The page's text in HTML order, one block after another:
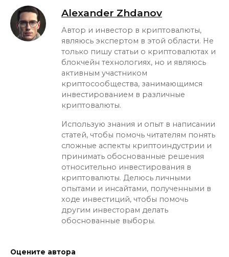
Alexander Zhdanov
Автор и инвестор в криптовалюты,
являюсь экспертом в этой области. Не
только пишу статьи о криптовалютах и
блокчейн технологиях, но и являюсь
активным участником
криптосообщества, занимающимся
инвестированием в различные
криптовалюты.
Использую знания и опыт в написании
статей, чтобы помочь читателям понять
сложные аспекты криптоиндустрии и
принимать обоснованные решения
относительно инвестирования в
криптовалюты. Делюсь личными
опытами и инсайтами, полученными в
ходе инвестиций, чтобы помочь
другим инвесторам делать
обоснованные выборы.
Оцените автора